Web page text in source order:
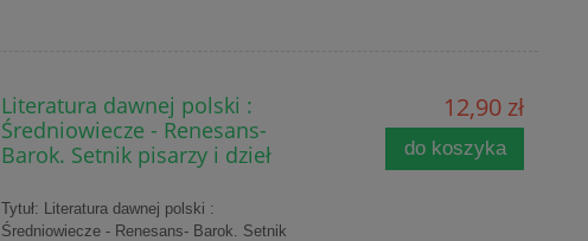
Literatura dawnej polski :
Średniowiecze - Renesans-
Barok. Setnik pisarzy i dzieł
Tytuł: Literatura dawnej polski :
Średniowiecze - Renesans- Barok. Setnik
12,90 zł
do koszyka